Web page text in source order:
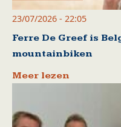
23/07/2026 - 22:05
Ferre De Greef is
mountainbiken
Meer lezen